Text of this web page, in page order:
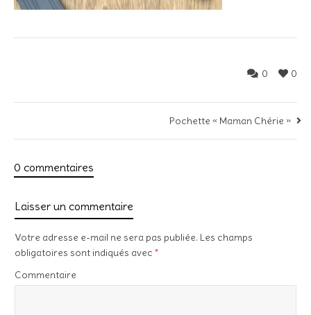
0
0
Pochette « Maman Chérie »
0 commentaires
Laisser un commentaire
Votre adresse e-mail ne sera pas publiée. Les champs
obligatoires sont indiqués avec *
Commentaire